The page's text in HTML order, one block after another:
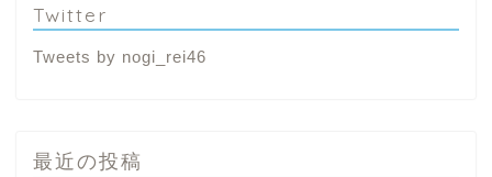
Twitter
Tweets by nogi_rei46
最近の投稿